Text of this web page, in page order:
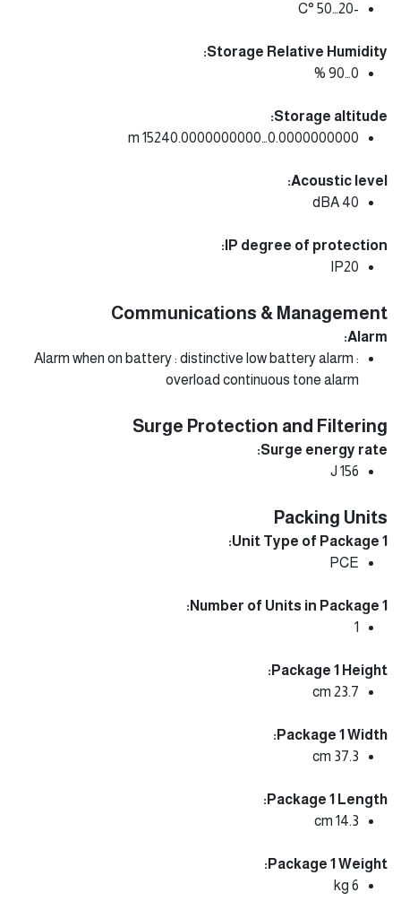
-20…50 °C
Storage Relative Humidity:
0…90 %
Storage altitude:
0.0000000000…15240.0000000000 m
Acoustic level:
40 dBA
IP degree of protection:
IP20
Communications & Management
Alarm:
Alarm when on battery : distinctive low battery alarm :
overload continuous tone alarm
Surge Protection and Filtering
Surge energy rate:
156 J
Packing Units
Unit Type of Package 1:
PCE
Number of Units in Package 1:
1
Package 1 Height:
23.7 cm
Package 1 Width:
37.3 cm
Package 1 Length:
14.3 cm
Package 1 Weight:
6 kg